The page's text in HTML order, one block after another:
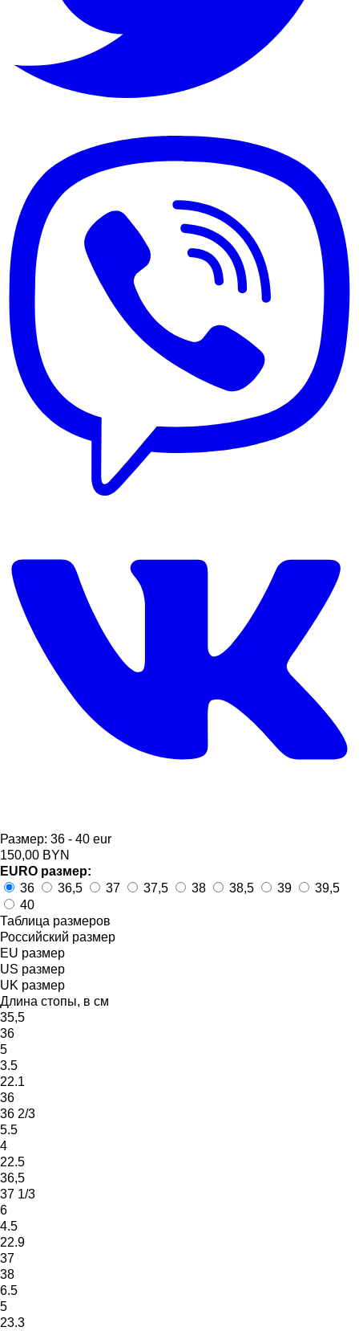
Размер: 36 - 40 eur
150,00 BYN
EURO размер:
36
36,5 37 37,5 38 38,5 39
39,5
40
Таблица размеров
Российский размер
EU размер
US размер
UK размер
Длина стопы, в см
35,5
36
5
3.5
22.1
36
36 2/3
5.5
4
22.5
36,5
37 1/3
6
4.5
22.9
37
38
6.5
5
23.3